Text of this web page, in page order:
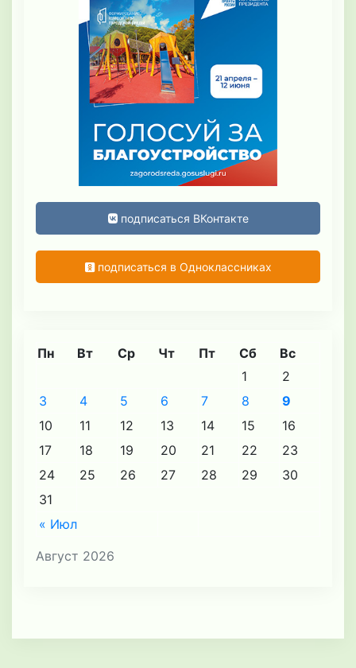
подписаться ВКонтакте
подписаться в Одноклассниках
Август 2026
Пн Вт Ср Чт Пт Сб Вс
« Июл
1
2
3
4 5 6 7 8
9
10
11 12 13 14 15
16
17
18 19 20 21 22
23
24
25 26 27 28 29
30
31